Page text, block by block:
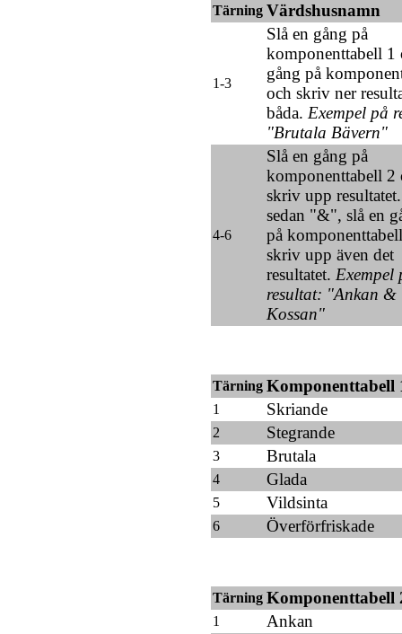
Tärning Värdshusnamn
1-3
Slå en gång på
komponenttabell 1
gång på
och skriv ner
båda. Exempel på
"Brutala Bävern"
4-6
Slå en gång på
komponenttabell 2
skriv upp
sedan "&", slå en
på
skriv upp även det
resultatet. Exempel
resultat: "Ankan &
Kossan"
Tärning Komponenttabell
1 Skriande
2 Stegrande
3 Brutala
4 Glada
5 Vildsinta
6 Överförfriskade
Tärning Komponenttabell
1 Ankan